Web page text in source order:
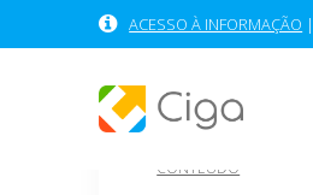
to
ACESSO À INFORMAÇÃO
CONTEÚDO